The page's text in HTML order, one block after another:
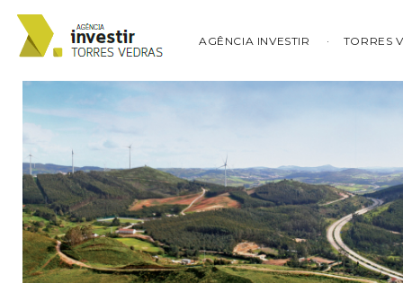
AGÊNCIA INVESTIR TORRES